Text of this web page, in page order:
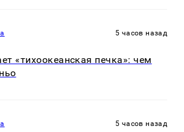
5 часов назад
«тихоокеанская печка»: чем
5 часов назад